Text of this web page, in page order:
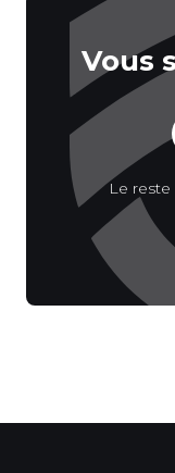
Vous
Le reste